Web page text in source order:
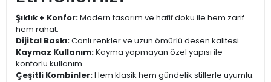
Şıklık + Konfor:Modern tasarım ve hafif doku ile hem zarif
hem rahat.
Dijital Baskı:Canlı renkler ve uzun ömürlü desen kalitesi.
Kaymaz Kullanım:Kayma yapmayan özel yapısı ile
konforlu kullanım.
Çeşitli Kombinler:Hem klasik hem gündelik stillerle uyumlu.